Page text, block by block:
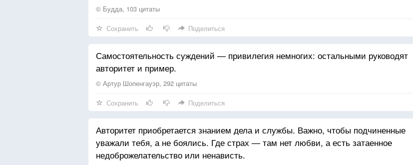
© Будда, 103 цитаты
Сохранить Поделиться
Самостоятельность суждений — привилегия немногих: остальными руководят
авторитет и пример.
© Артур Шопенгауэр, 292 цитаты
Сохранить Поделиться
Авторитет приобретается знанием дела и службы. Важно, чтобы подчиненные
уважали тебя, а не боялись. Где страх — там нет любви, а есть затаенное
недоброжелательство или ненависть.